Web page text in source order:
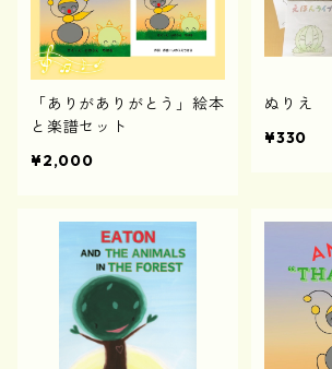
「ありがありがとう」絵本
と楽譜セット
¥2,000
ぬりえ
¥330